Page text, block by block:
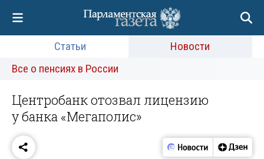
Статьи
Новости
Все о пенсиях в России
Центробанк отозвал лицензию
у банка «Мегаполис»